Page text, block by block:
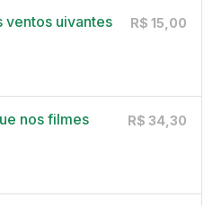
ventos uivantes R$ 15,00
nos filmes R$ 34,30